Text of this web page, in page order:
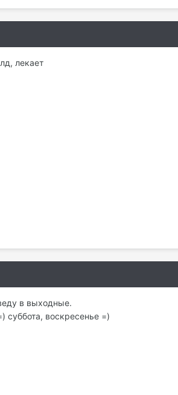
лекает
в выходные.
суббота, воскресенье =)